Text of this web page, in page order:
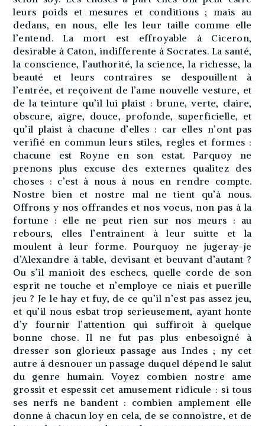
leurs poids et mesures et conditions ; mais au
dedans, en nous, elle les leur taille comme elle
l’entend. La mort est effroyable à Ciceron,
desirable à Caton, indifferente à Socrates. La santé,
la conscience, l’authorité, la science, la richesse, la
beauté et leurs contraires se despouillent à
l’entrée, et reçoivent de l’ame nouvelle vesture, et
de la teinture qu’il lui plaist : brune, verte, claire,
obscure, aigre, douce, profonde, superficielle, et
qu’il plaist à chacune d’elles : car elles n’ont pas
verifié en commun leurs stiles, regles et formes :
chacune est Royne en son estat. Parquoy ne
prenons plus excuse des externes qualitez des
choses : c’est à nous à nous en rendre compte.
Nostre bien et nostre mal ne tient qu’à nous.
Offrons y nos offrandes et nos voeus, non pas à la
fortune : elle ne peut rien sur nos meurs : au
rebours, elles l’entrainent à leur suitte et la
moulent à leur forme. Pourquoy ne jugeray-je
d’Alexandre à table, devisant et beuvant d’autant ?
Ou s’il manioit des eschecs, quelle corde de son
esprit ne touche et n’employe ce niais et puerille
jeu ? Je le hay et fuy, de ce qu’il n’est pas assez jeu,
et qu’il nous esbat trop serieusement, ayant honte
d’y fournir l’attention qui suffiroit à quelque
bonne chose. Il ne fut pas plus enbesoigné à
dresser son glorieux passage aus Indes ; ny cet
autre à desnouer un passage duquel dépend le salut
du genre humain. Voyez combien nostre ame
grossit et espessit cet amusement ridicule : si tous
ses nerfs ne bandent : combien amplement elle
donne à chacun loy en cela, de se connoistre, et de